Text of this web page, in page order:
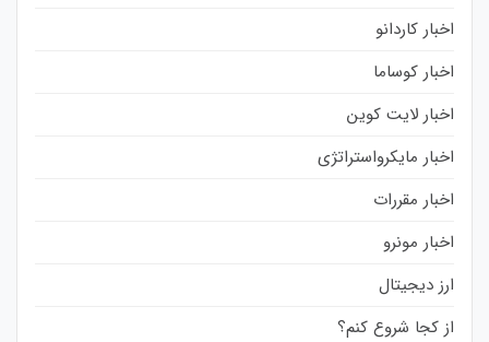
اخبار کاردانو
اخبار کوساما
اخبار لایت کوین
اخبار مایکرواستراتژی
اخبار مقررات
اخبار مونرو
ارز دیجیتال
از کجا شروع کنم؟